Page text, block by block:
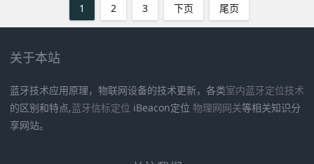
1 2 3 下页 尾页
关于本站
蓝牙技术应用原理，物联网设备的技术更新，各类室内蓝牙定位技术
的区别和特点,蓝牙信标定位 iBeacon定位 物理网网关等相关知识分
享网站。